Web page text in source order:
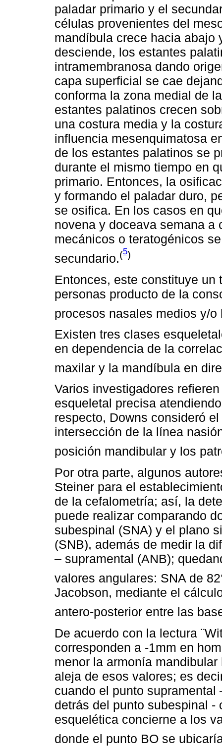
paladar primario y el
células provenientes del
mandíbula crece hacia abajo
desciende, los estantes
intramembranosa dando
capa superficial se cae
conforma la zona medial de
estantes palatinos crecen
una costura media y la
influencia mesenquimatosa
de los estantes palatinos se
durante el mismo tiempo en
primario. Entonces, la
y formando el paladar duro,
se osifica. En los casos en
novena y doceava semana a
mecánicos o teratogénicos
secundario.(5)
Entonces, este constituye un
personas producto de la
procesos nasales medios y/o
Existen tres clases
en dependencia de la
maxilar y la mandíbula en
Varios investigadores
esqueletal precisa
respecto, Downs consideró
intersección de la línea
posición mandibular y los
Por otra parte, algunos
Steiner para el
de la cefalometría; así, la
puede realizar comparando
subespinal (SNA) y el plano
(SNB), además de medir la
– supramental (ANB);
valores angulares: SNA de
Jacobson, mediante el
antero-posterior entre las
De acuerdo con la lectura
corresponden a -1mm en
menor la armonía
aleja de esos valores; es
cuando el punto
detrás del punto subespinal
esquelética concierne a los
donde el punto BO se